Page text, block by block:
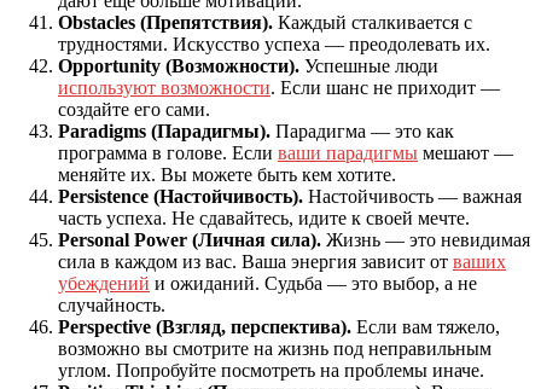
Obstacles (Препятствия). Каждый сталкивается с
трудностями. Искусство успеха — преодолевать их.
Opportunity (Возможности). Успешные люди
используют возможности. Если шанс не приходит —
создайте его сами.
Paradigms (Парадигмы). Парадигма — это как
программа в голове. Если ваши парадигмы мешают —
меняйте их. Вы можете быть кем хотите.
Persistence (Настойчивость). Настойчивость — важная
часть успеха. Не сдавайтесь, идите к своей мечте.
Personal Power (Личная сила). Жизнь — это невидимая
сила в каждом из вас. Ваша энергия зависит от ваших
убеждений и ожиданий. Судьба — это выбор, а не
случайность.
Perspective (Взгляд, перспектива). Если вам тяжело,
возможно вы смотрите на жизнь под неправильным
углом. Попробуйте посмотреть на проблемы иначе.